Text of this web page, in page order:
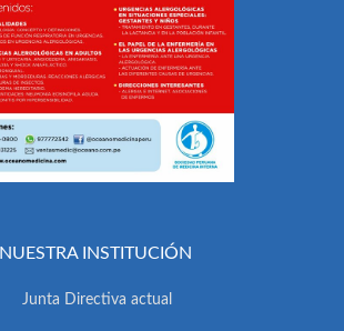
NUESTRA INSTITUCIÓN
Junta Directiva actual